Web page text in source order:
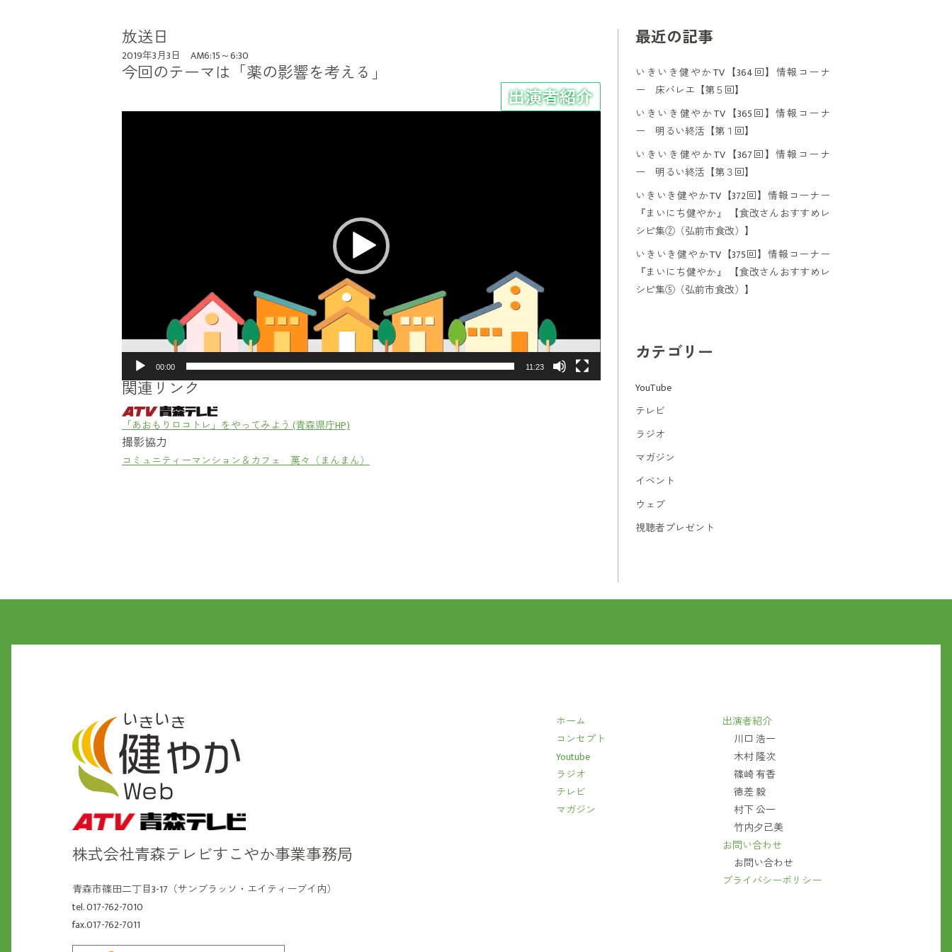
放送日
2019年3月3日 AM6:15～6:30
今回のテーマは「薬の影響を考える」
00:00 11:23
関連リンク
「あおもりロコトレ」をやってみよう (青森県庁HP)
撮影協力
コミュニティーマンション＆カフェ 萬々（まんまん）
最近の記事
いきいき健やかTV【364回】情報コーナ
ー 床バレエ【第５回】
いきいき健やかTV【365回】情報コーナ
ー 明るい終活【第１回】
いきいき健やかTV【367回】情報コーナ
ー 明るい終活【第３回】
いきいき健やかTV【372回】情報コーナー
『まいにち健やか』 【食改さんおすすめレ
シピ集②（弘前市食改）】
いきいき健やかTV【375回】情報コーナー
『まいにち健やか』 【食改さんおすすめレ
シピ集⑤（弘前市食改）】
カテゴリー
YouTube
テレビ
ラジオ
マガジン
イベント
ウェブ
視聴者プレゼント
株式会社青森テレビすこやか事業事務局
青森市篠田二丁目3-17（サンブラッソ・エイティーブイ内）
tel. 017-762-7010
fax.017-762-7011
ホーム
コンセプト
Youtube
ラジオ
テレビ
マガジン
出演者紹介
川口 浩一
木村 隆次
篠崎 有香
徳差 毅
村下 公一
竹内夕己美
お問い合わせ
お問い合わせ
プライバシーポリシー